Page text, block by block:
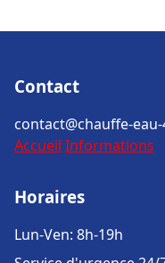
Contact
contact@chauffe-
Accueil Informations
Horaires
Lun-Ven: 8h-19h